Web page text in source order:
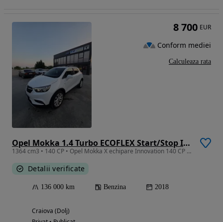
Opel Mokka 1.4 Turbo ECOFLEX Start/Stop Innovation
1364 cm3 • 140 CP • Opel Mokka X echipare Innovation 140 CP 1.4L motor Pret 9.490 euro 1
Detalii verificate
136 000 km Benzina 2018
Craiova (Dolj)
8 700 EUR
Conform mediei
Calculeaza rata